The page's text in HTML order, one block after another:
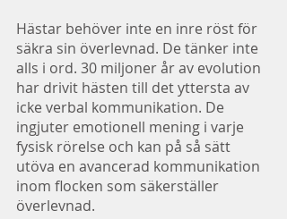
Hästar behöver inte en inre röst för
säkra sin överlevnad. De tänker inte
alls i ord. 30 miljoner år av evolution
har drivit hästen till det yttersta av
icke verbal kommunikation. De
ingjuter emotionell mening i varje
fysisk rörelse och kan på så sätt
utöva en avancerad kommunikation
inom flocken som säkerställer
överlevnad.